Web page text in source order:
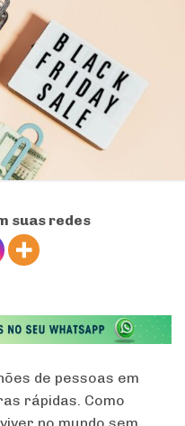
suas redes
de pessoas em
rápidas. Como